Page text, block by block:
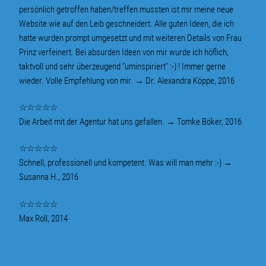
persönlich getroffen haben/treffen mussten ist mir meine neue
Website wie auf den Leib geschneidert. Alle guten Ideen, die ich
hatte wurden prompt umgesetzt und mit weiteren Details von Frau
Prinz verfeinert. Bei absurden Ideen von mir wurde ich höflich,
taktvoll und sehr überzeugend "uminspiriert" :-) ! Immer gerne
wieder. Volle Empfehlung von mir. → Dr. Alexandra Köppe, 2016
☆☆☆☆☆
Die Arbeit mit der Agentur hat uns gefallen. → Tomke Böker, 2016
☆☆☆☆☆
Schnell, professionell und kompetent. Was will man mehr :-) →
Susanna H., 2016
☆☆☆☆☆
Max Roll, 2014